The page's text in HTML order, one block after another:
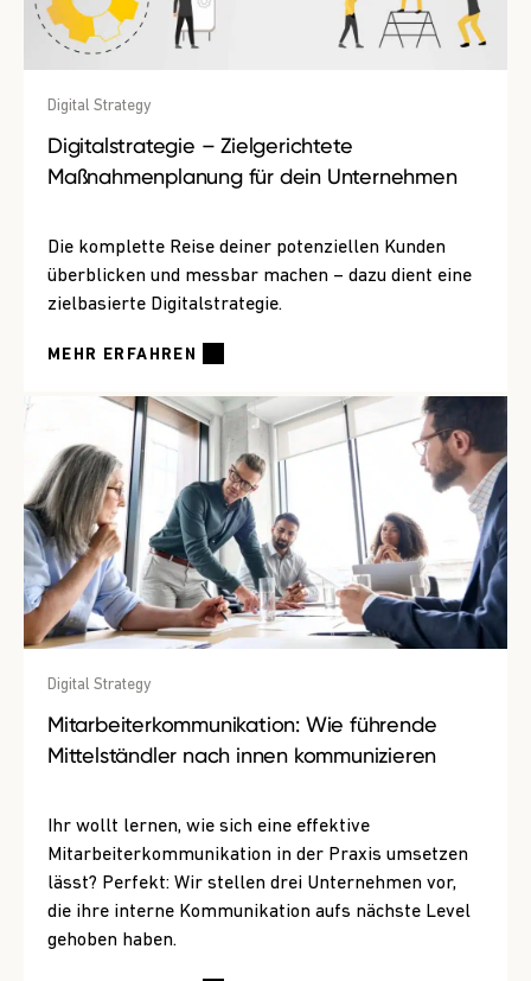
Digital Strategy
Digitalstrategie – Zielgerichtete
Maßnahmenplanung für dein Unternehmen
Die komplette Reise deiner potenziellen Kunden
überblicken und messbar machen – dazu dient eine
zielbasierte Digitalstrategie.
MEHR ERFAHREN
Digital Strategy
Mitarbeiter­kommunikation: Wie führende
Mittelständler nach innen kommunizieren
Ihr wollt lernen, wie sich eine effektive
Mitarbeiterkommunikation in der Praxis umsetzen
lässt? Perfekt: Wir stellen drei Unternehmen vor,
die ihre interne Kommunikation aufs nächste Level
gehoben haben.